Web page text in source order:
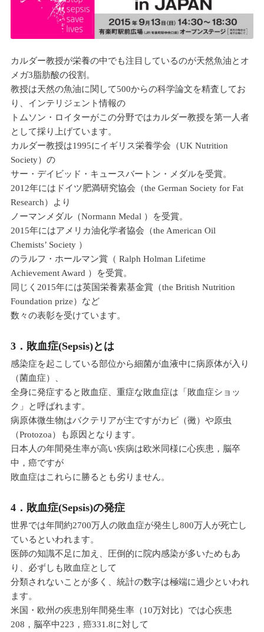
カルダー教授が栄養の中でも注目しているのが天然魚油とオ
メガ3脂肪酸の役割。
教授は天然の魚油に関して500からの科学論文を精査してお
り、インテリジェント情報の
トムソン・ロイターがこの分野ではカルダー教授を第一人者
として採り上げています。
カルダー教授は1995にイギリス栄養学会（UK Nutrition
Society）の
サー・デイビッド・キュースバートン・メダルを受賞。
2012年にはドイツ肥満研究協会（the German Society for Fat
Research）より
ノーマンメダル（Normann Medal ）を受賞。
2015年にはアメリカ油化学者協会（the American Oil
Chemists’ Society ）
のラルフ・ホールマン賞（ Ralph Holman Lifetime
Achievement Award ）を受賞。
同じく2015年には英国栄養素基金賞（the British Nutrition
Foundation prize）など
数々の表彰を受けています。
3．敗血症(Sepsis)とは
感染症を起こしている部位から細菌が血液中に病原体が入り
（菌血症）、
全身に発症すると敗血症、重症な敗血症は「敗血症ショッ
ク」と呼ばれます。
病原体微生物はバクテリアが主ですがカビ（黴）や原虫
（Protozoa）も原因となります。
日本人の年間発生率が高い疾病は欧米同様に心疾患，脳卒
中，癌ですが
敗血症はこれらに勝るとも劣りません。
4．敗血症(Sepsis)の発症
世界では年間約2700万人の敗血症が発生し800万人が死亡し
ているといわれます。
医師の知識不足に加え、圧倒的に院内感染が多いためもあ
り、必ずしも敗血症として
分類されないことが多く、統計の数字は極端に過少といわれ
ます。
米国・欧州の疾患別年間発生率（10万対比）では心疾患
208，脳卒中223，癌331.8に対して